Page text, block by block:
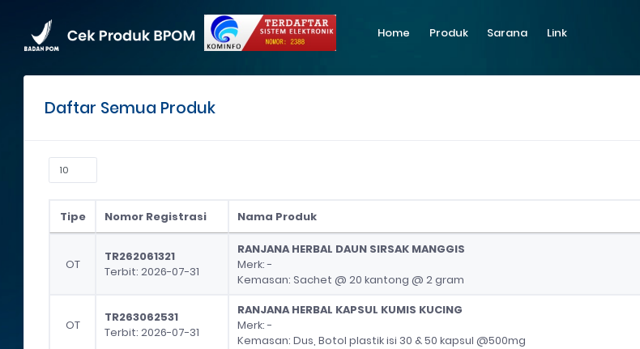
Home Produk Sarana Link
Daftar Semua Produk
Tipe Nomor Registrasi Nama Produk
Nama Produk
OT
TR262061321
Terbit: 2026-07-31
RANJANA HERBAL DAUN SIRSAK MANGGIS
Merk: -
Kemasan: Sachet @ 20 kantong @ 2 gram
OT
TR263062531
Terbit: 2026-07-31
RANJANA HERBAL KAPSUL KUMIS KUCING
Merk: -
Kemasan: Dus, Botol plastik isi 30 & 50 kapsul @500mg